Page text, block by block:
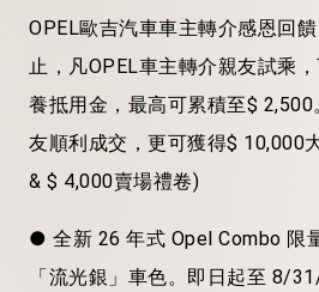
OPEL歐吉汽車車主轉介感恩回饋
止，凡OPEL車主轉介親友試乘
養抵用金 ，最高可累積至$ 2,500
友順利成交，更可獲得$ 10,000
& $ 4,000賣場禮卷)
● 全新 26 年式 Opel Combo 限
「流光銀」車色。即日起至 8/